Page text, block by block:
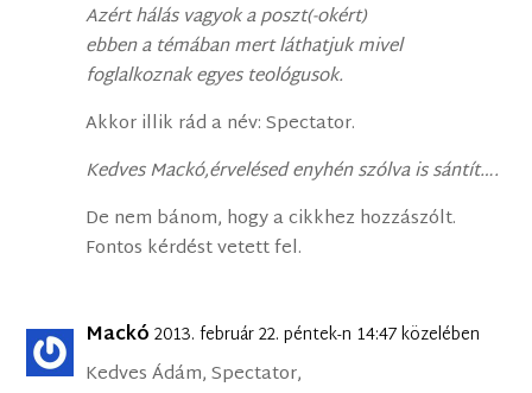
Azért hálás vagyok a poszt(-okért)
ebben a témában mert láthatjuk mivel
foglalkoznak egyes teológusok.
Akkor illik rád a név: Spectator.
Kedves Mackó,érvelésed enyhén szólva is sántít….
De nem bánom, hogy a cikkhez hozzászólt.
Fontos kérdést vetett fel.
Mackó 2013. február 22. péntek-n 14:47 közelében
Kedves Ádám, Spectator,